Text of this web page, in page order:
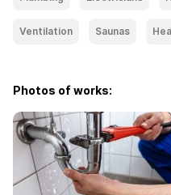
Ventilation Saunas
Photos of works: